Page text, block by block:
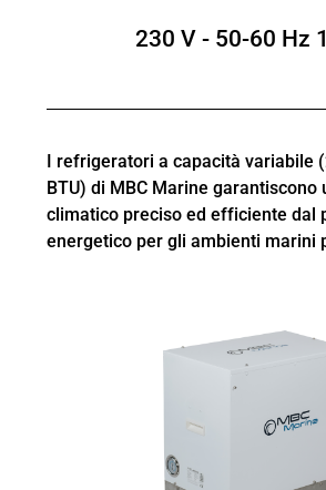
230 V - 50-60 Hz
I refrigeratori a capacità variabile
BTU) di MBC Marine garantiscono
climatico preciso ed efficiente dal
energetico per gli ambienti marini